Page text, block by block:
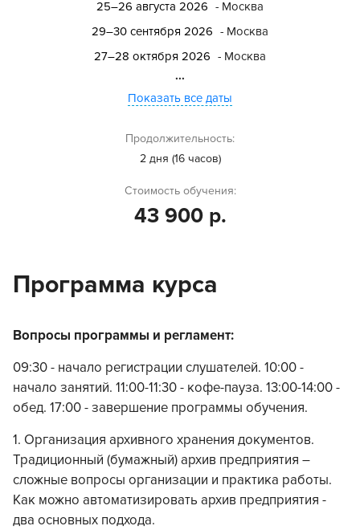
25–26 августа 2026 - Москва
29–30 сентября 2026 - Москва
27–28 октября 2026 - Москва
...
Показать все даты
Продолжительность:
2 дня (16 часов)
Стоимость обучения:
43 900 р.
Программа курса
Вопросы программы и регламент:
09:30 - начало регистрации слушателей. 10:00 -
начало занятий. 11:00-11:30 - кофе-пауза. 13:00-14:00 -
обед. 17:00 - завершение программы обучения.
1. Организация архивного хранения документов.
Традиционный (бумажный) архив предприятия –
сложные вопросы организации и практика работы.
Как можно автоматизировать архив предприятия -
два основных подхода.